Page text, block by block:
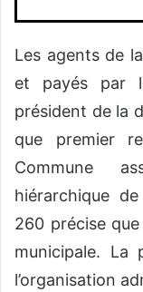
Les agents de
et payés par
président de la
que premier
Commune
hiérarchique
260 précise
municipale.
l’organisation